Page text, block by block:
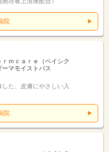
院
ｍｃａｒｅ（ベイシク
マモイストバス
た、皮膚にやさしい入
院